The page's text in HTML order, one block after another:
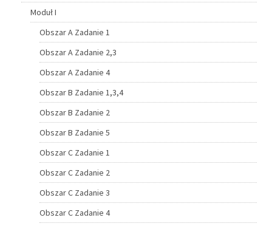
Moduł I
Obszar A Zadanie 1
Obszar A Zadanie 2,3
Obszar A Zadanie 4
Obszar B Zadanie 1,3,4
Obszar B Zadanie 2
Obszar B Zadanie 5
Obszar C Zadanie 1
Obszar C Zadanie 2
Obszar C Zadanie 3
Obszar C Zadanie 4